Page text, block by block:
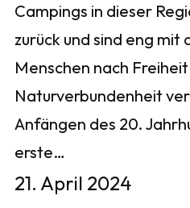
Campings in dieser
zurück und sind eng mit
Menschen nach
Naturverbundenheit
Anfängen des 20.
erste…
21. April 2024